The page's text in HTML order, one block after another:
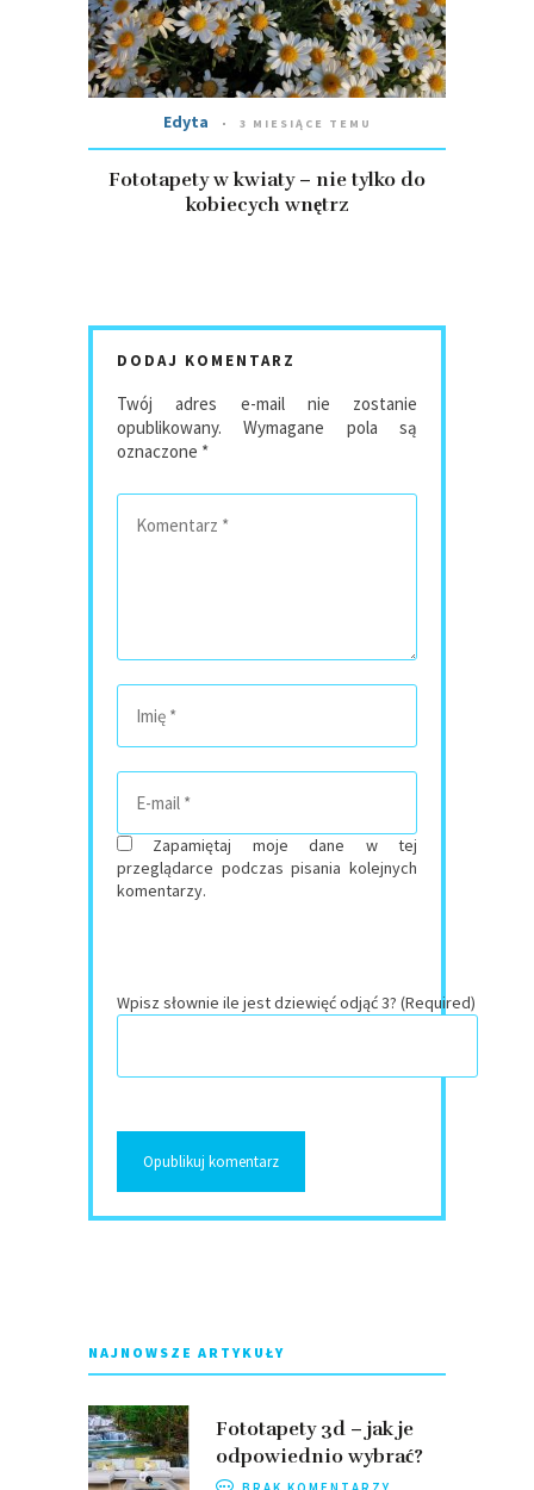
Edyta 3 MIESIĄCE TEMU
Fototapety w kwiaty – nie tylko do
kobiecych wnętrz
DODAJ KOMENTARZ
Twój adres e-mail nie zostanie
opublikowany.
Wymagane pola są
oznaczone *
Zapamiętaj moje dane w tej
przeglądarce podczas pisania kolejnych
komentarzy.
Wpisz słownie ile jest dziewięć odjąć 3? (Required)
NAJNOWSZE ARTYKUŁY
Fototapety 3d – jak je
odpowiednio wybrać?